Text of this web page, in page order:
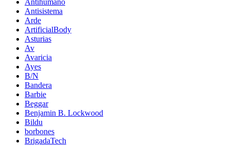
Antihumano
Antisistema
Arde
ArtificialBody
Asturias
Av
Avaricia
Ayes
B/N
Bandera
Barbie
Beggar
Benjamin B. Lockwood
Bildu
borbones
BrigadaTech